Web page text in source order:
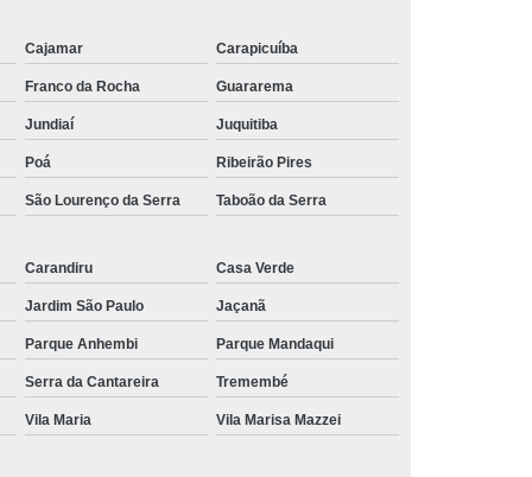
Cajamar Carapicuíba
Franco da Rocha Guararema
Jundiaí Juquitiba
Poá Ribeirão Pires
São Lourenço da Serra Taboão da Serra
Carandiru Casa Verde
Jardim São Paulo Jaçanã
Parque Anhembi Parque Mandaqui
Serra da Cantareira Tremembé
Vila Maria Vila Marisa Mazzei